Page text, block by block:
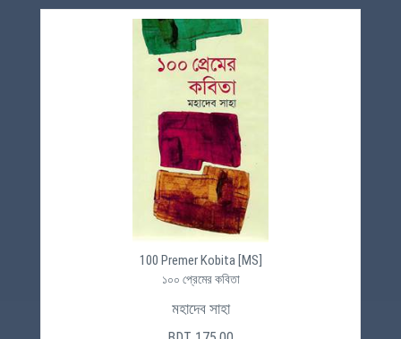
100 Premer Kobita [MS]
১০০ প্রেমের কবিতা
মহাদেব সাহা